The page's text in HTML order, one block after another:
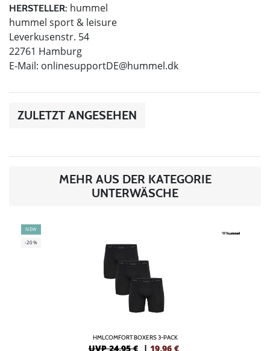
HERSTELLER: hummel
hummel sport & leisure
Leverkusenstr. 54
22761 Hamburg
E-Mail: onlinesupportDE@hummel.dk
ZULETZT ANGESEHEN
MEHR AUS DER KATEGORIE
UNTERWÄSCHE
NEW
-20%
HMLCOMFORT BOXERS 3-PACK
UVP 24,95 € | 19,96 €